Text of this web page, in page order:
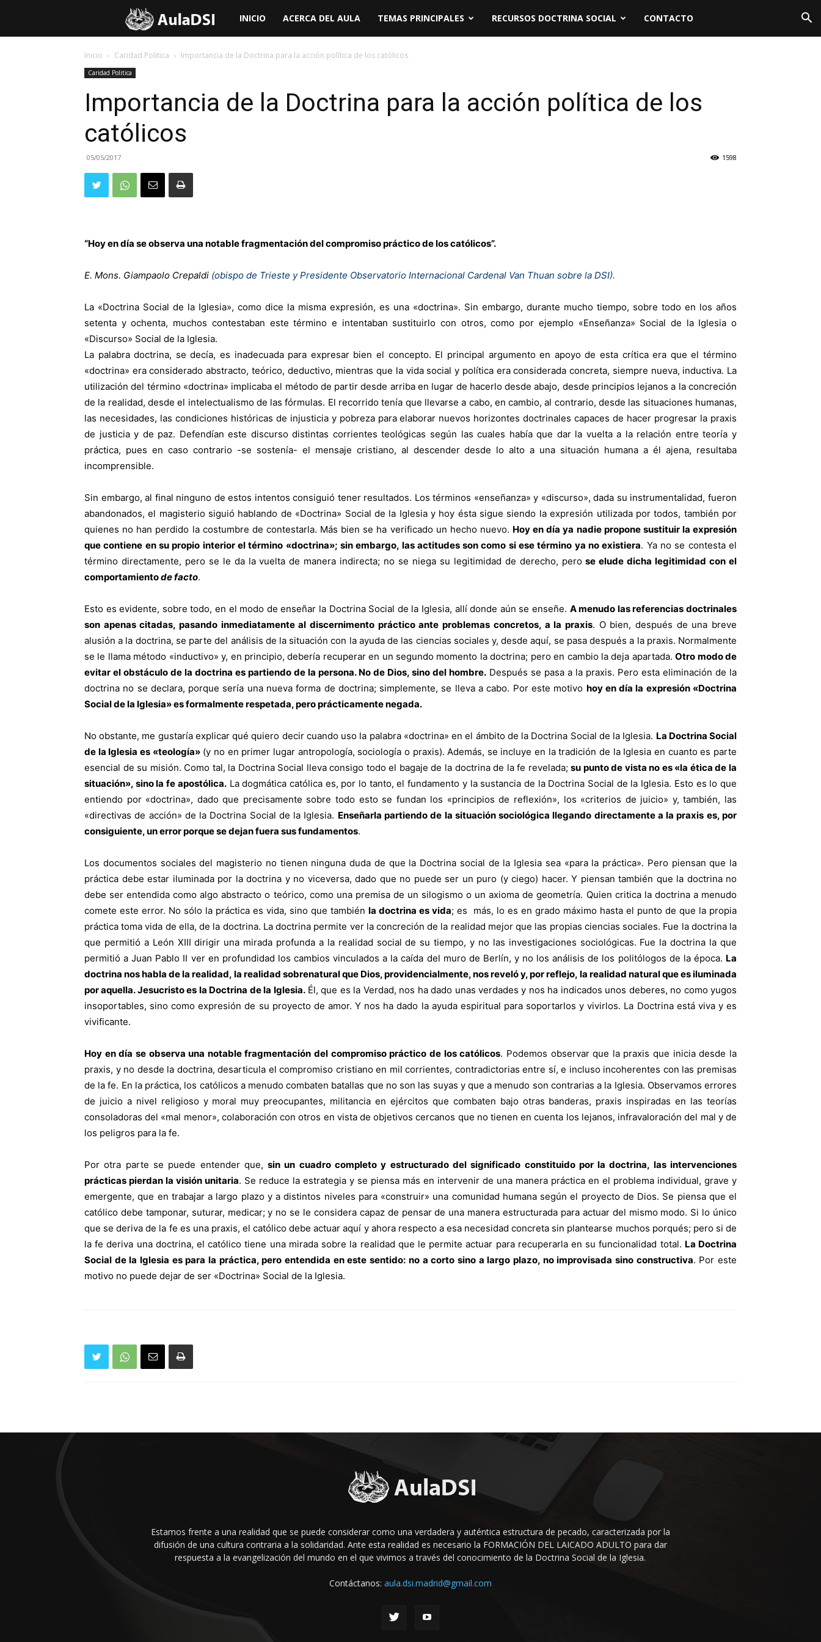
Aula
de
Doctrina
Iglesia
INICIO ACERCA DEL AULA TEMAS PRINCIPALES RECURSOS DOCTRINA SOCIAL CONTACTO
Inicio Caridad Politica Importancia de la Doctrina para la acción política de los católicos
Caridad Politica
Importancia de la Doctrina para la acción política de los
católicos
05/05/2017 1598
“Hoy en día se observa una notable fragmentación del compromiso práctico de los católicos”.
E. Mons. Giampaolo Crepaldi (obispo de Trieste y Presidente Observatorio Internacional Cardenal Van Thuan sobre la DSI).
La «Doctrina Social de la Iglesia», como dice la misma expresión, es una «doctrina». Sin embargo, durante mucho tiempo, sobre todo en los años
setenta y ochenta, muchos contestaban este término e intentaban sustituirlo con otros, como por ejemplo «Enseñanza» Social de la Iglesia o
«Discurso» Social de la Iglesia.
La palabra doctrina, se decía, es inadecuada para expresar bien el concepto. El principal argumento en apoyo de esta crítica era que el término
«doctrina» era considerado abstracto, teórico, deductivo, mientras que la vida social y política era considerada concreta, siempre nueva, inductiva. La
utilización del término «doctrina» implicaba el método de partir desde arriba en lugar de hacerlo desde abajo, desde principios lejanos a la concreción
de la realidad, desde el intelectualismo de las fórmulas. El recorrido tenía que llevarse a cabo, en cambio, al contrario, desde las situaciones humanas,
las necesidades, las condiciones históricas de injusticia y pobreza para elaborar nuevos horizontes doctrinales capaces de hacer progresar la praxis
de justicia y de paz. Defendían este discurso distintas corrientes teológicas según las cuales había que dar la vuelta a la relación entre teoría y
práctica, pues en caso contrario -se sostenía- el mensaje cristiano, al descender desde lo alto a una situación humana a él ajena, resultaba
incomprensible.
Sin embargo, al final ninguno de estos intentos consiguió tener resultados. Los términos «enseñanza» y «discurso», dada su instrumentalidad, fueron
abandonados, el magisterio siguió hablando de «Doctrina» Social de la Iglesia y hoy ésta sigue siendo la expresión utilizada por todos, también por
quienes no han perdido la costumbre de contestarla. Más bien se ha verificado un hecho nuevo. Hoy en día ya nadie propone sustituir la expresión
que contiene en su propio interior el término «doctrina»; sin embargo, las actitudes son como si ese término ya no existiera. Ya no se contesta el
término directamente, pero se le da la vuelta de manera indirecta; no se niega su legitimidad de derecho, perose elude dicha legitimidad con el
comportamientode facto.
Esto es evidente, sobre todo, en el modo de enseñar la Doctrina Social de la Iglesia, allí donde aún se enseñe. A menudo las referencias doctrinales
son apenas citadas, pasando inmediatamente al discernimento práctico ante problemas concretos, a la praxis. O bien, después de una breve
alusión a la doctrina, se parte del análisis de la situación con la ayuda de las ciencias sociales y, desde aquí, se pasa después a la praxis. Normalmente
se le llama método «inductivo» y, en principio, debería recuperar en un segundo momento la doctrina; pero en cambio la deja apartada.Otro modo de
evitar el obstáculo de la doctrina es partiendo de la persona. No de Dios, sino del hombre. Después se pasa a la praxis. Pero esta eliminación de la
doctrina no se declara, porque sería una nueva forma de doctrina; simplemente, se lleva a cabo. Por este motivo hoy en día la expresión «Doctrina
Social de la Iglesia» es formalmente respetada, pero prácticamente negada.
No obstante, me gustaría explicar qué quiero decir cuando uso la palabra «doctrina» en el ámbito de la Doctrina Social de la Iglesia. La Doctrina Social
de la Iglesia es «teología»(y no en primer lugar antropología, sociología o praxis). Además, se incluye en la tradición de la Iglesia en cuanto es parte
esencial de su misión. Como tal, la Doctrina Social lleva consigo todo el bagaje de la doctrina de la fe revelada;su punto de vista no es «la ética de la
situación», sino la fe apostólica.La dogmática católica es, por lo tanto, el fundamento y la sustancia de la Doctrina Social de la Iglesia. Esto es lo que
entiendo por «doctrina», dado que precisamente sobre todo esto se fundan los «principios de reflexión», los «criterios de juicio» y, también, las
«directivas de acción» de la Doctrina Social de la Iglesia. Enseñarla partiendo de la situación sociológica llegando directamente a la praxis es, por
consiguiente, un error porque se dejan fuera sus fundamentos.
Los documentos sociales del magisterio no tienen ninguna duda de que la Doctrina social de la Iglesia sea «para la práctica». Pero piensan que la
práctica debe estar iluminada por la doctrina y no viceversa, dado que no puede ser un puro (y ciego) hacer. Y piensan también que la doctrina no
debe ser entendida como algo abstracto o teórico, como una premisa de un silogismo o un axioma de geometría. Quien critica la doctrina a menudo
comete este error. No sólo la práctica es vida, sino que también la doctrina es vida; es más, lo es en grado máximo hasta el punto de que la propia
práctica toma vida de ella, de la doctrina. La doctrina permite ver la concreción de la realidad mejor que las propias ciencias sociales. Fue la doctrina la
que permitió a León XIII dirigir una mirada profunda a la realidad social de su tiempo, y no las investigaciones sociológicas. Fue la doctrina la que
permitió a Juan Pablo II ver en profundidad los cambios vinculados a la caída del muro de Berlín, y no los análisis de los politólogos de la época. La
doctrina nos habla de la realidad, la realidad sobrenatural que Dios, providencialmente, nos reveló y, por reflejo, la realidad natural que es iluminada
por aquella. Jesucristo es la Doctrina de la Iglesia.Él, que es la Verdad, nos ha dado unas verdades y nos ha indicados unos deberes, no como yugos
insoportables, sino como expresión de su proyecto de amor. Y nos ha dado la ayuda espiritual para soportarlos y vivirlos. La Doctrina está viva y es
vivificante.
Hoy en día se observa una notable fragmentación del compromiso práctico de los católicos. Podemos observar que la praxis que inicia desde la
praxis, y no desde la doctrina, desarticula el compromiso cristiano en mil corrientes, contradictorias entre sí, e incluso incoherentes con las premisas
de la fe. En la práctica, los católicos a menudo combaten batallas que no son las suyas y que a menudo son contrarias a la Iglesia. Observamos errores
de juicio a nivel religioso y moral muy preocupantes, militancia en ejércitos que combaten bajo otras banderas, praxis inspiradas en las teorías
consoladoras del «mal menor», colaboración con otros en vista de objetivos cercanos que no tienen en cuenta los lejanos, infravaloración del mal y de
los peligros para la fe.
Por otra parte se puede entender que,sin un cuadro completo y estructurado del significado constituido por la doctrina, las intervenciones
prácticas pierdan la visión unitaria. Se reduce la estrategia y se piensa más en intervenir de una manera práctica en el problema individual, grave y
emergente, que en trabajar a largo plazo y a distintos niveles para «construir» una comunidad humana según el proyecto de Dios. Se piensa que el
católico debe tamponar, suturar, medicar; y no se le considera capaz de pensar de una manera estructurada para actuar del mismo modo. Si lo único
que se deriva de la fe es una praxis, el católico debe actuar aquí y ahora respecto a esa necesidad concreta sin plantearse muchos porqués; pero si de
la fe deriva una doctrina, el católico tiene una mirada sobre la realidad que le permite actuar para recuperarla en su funcionalidad total. La Doctrina
Social de la Iglesia es para la práctica, pero entendida en este sentido: no a corto sino a largo plazo, no improvisada sino constructiva. Por este
motivo no puede dejar de ser «Doctrina» Social de la Iglesia.
Estamos frente a una realidad que se puede considerar como una verdadera y auténtica estructura de pecado, caracterizada por la
difusión de una cultura contraria a la solidaridad. Ante esta realidad es necesario la FORMACIÓN DEL LAICADO ADULTO para dar
respuesta a la evangelización del mundo en el que vivi­mos a través del conocimiento de la Doctrina Social de la Iglesia.
Contáctanos: aula.dsi.madrid@gmail.com